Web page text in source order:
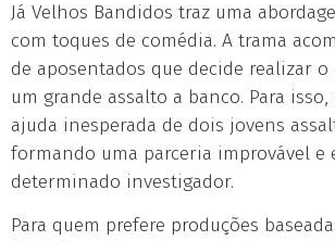
Já Velhos Bandidos traz uma
com toques de comédia. A trama
de aposentados que decide realizar
um grande assalto a banco. Para
ajuda inesperada de dois jovens
formando uma parceria improvável e
determinado investigador.
Para quem prefere produções